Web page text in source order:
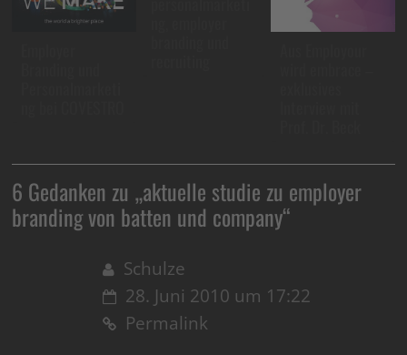
6 Gedanken zu „aktuelle studie zu employer
branding von batten und company“
Schulze
28. Juni 2010 um 17:22
Permalink